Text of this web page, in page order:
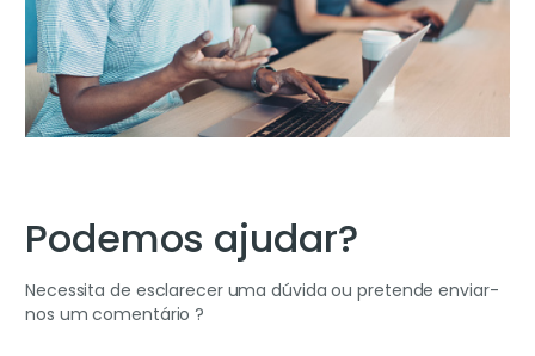
Podemos ajudar?
Necessita de esclarecer uma dúvida ou pretende enviar-
nos um comentário ?